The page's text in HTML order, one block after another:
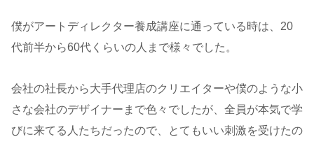
僕がアートディレクター養成講座に通っている時は、20
代前半から60代くらいの人まで様々でした。
会社の社長から大手代理店のクリエイターや僕のような小
さな会社のデザイナーまで色々でしたが、全員が本気で学
びに来てる人たちだったので、とてもいい刺激を受けたの